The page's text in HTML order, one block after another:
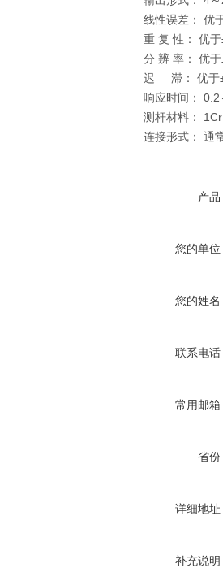
线性误差： 优于
重 复 性： 优于
分 辨 率： 优于
迟 滞： 优于
响应时间： 0.2
测杆材料：
连接形式： 通常
产品
您的单位
您的姓名
联系电话
常用邮箱
省份
详细地址
补充说明